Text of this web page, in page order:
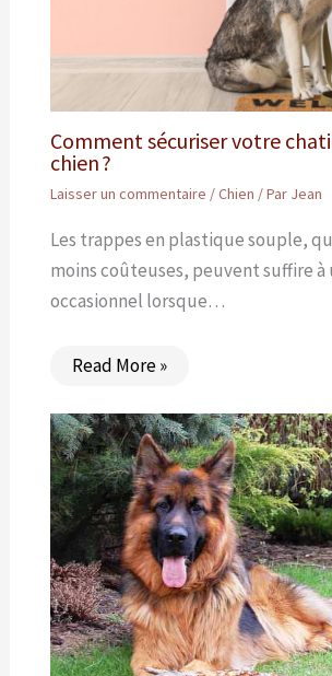
Comment sécuriser votre
chien ?
Laisser un commentaire /Chien / Par Jean
Les trappes en plastique souple,
moins coûteuses, peuvent suffire à
occasionnel lorsque…
Read More »